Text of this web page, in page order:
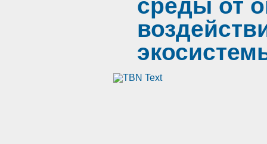
среды от